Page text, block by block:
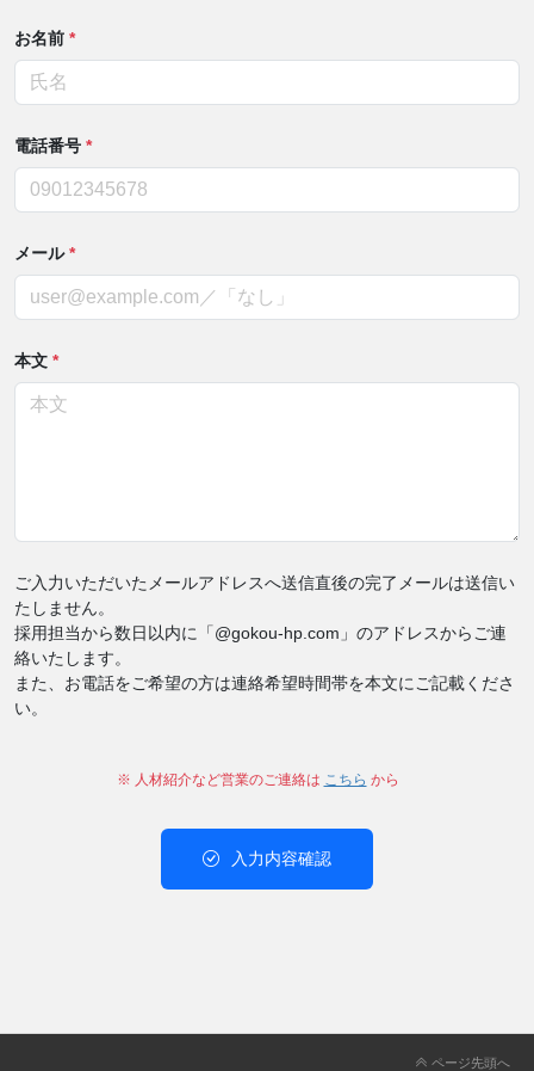
お名前 *
電話番号 *
メール*
本文 *
ご入力いただいたメールアドレスへ送信直後の完了メールは送信い
たしません。
採用担当から数日以内に「@gokou-hp.com」のアドレスからご連
絡いたします。
また、お電話をご希望の方は連絡希望時間帯を本文にご記載くださ
い。
※ 人材紹介など営業のご連絡は こちら から
入力内容確認
ページ先頭へ